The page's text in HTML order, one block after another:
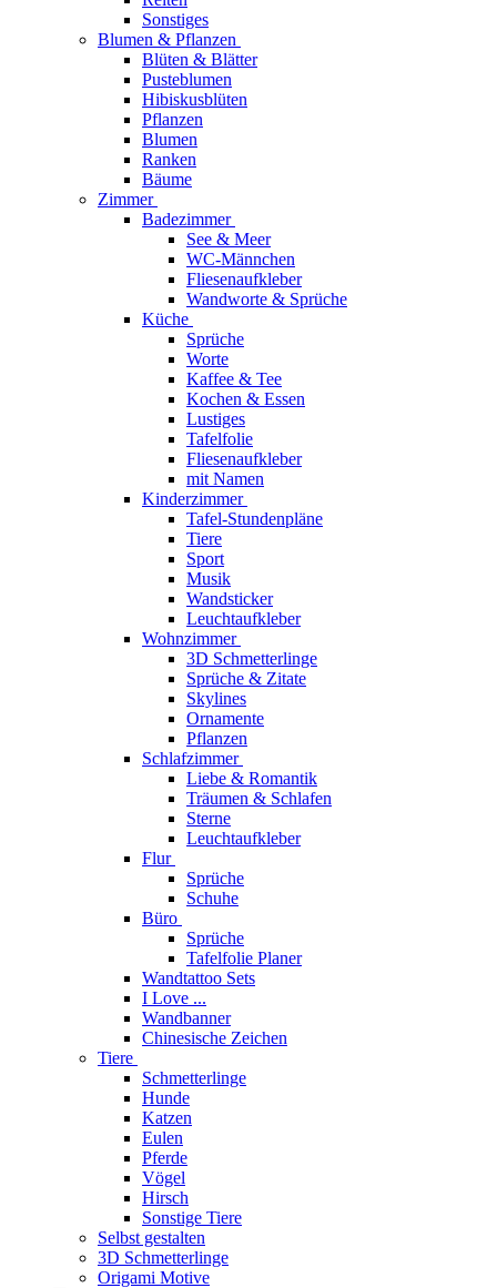
Sonstiges
Blumen & Pflanzen
Blüten & Blätter
Pusteblumen
Hibiskusblüten
Pflanzen
Blumen
Ranken
Bäume
Zimmer
Badezimmer
See & Meer
WC-Männchen
Fliesenaufkleber
Wandworte & Sprüche
Küche
Sprüche
Worte
Kaffee & Tee
Kochen & Essen
Lustiges
Tafelfolie
Fliesenaufkleber
mit Namen
Kinderzimmer
Tafel-Stundenpläne
Tiere
Sport
Musik
Wandsticker
Leuchtaufkleber
Wohnzimmer
3D Schmetterlinge
Sprüche & Zitate
Skylines
Ornamente
Pflanzen
Schlafzimmer
Liebe & Romantik
Träumen & Schlafen
Sterne
Leuchtaufkleber
Flur
Sprüche
Schuhe
Büro
Sprüche
Tafelfolie Planer
Wandtattoo Sets
I Love ...
Wandbanner
Chinesische Zeichen
Tiere
Schmetterlinge
Hunde
Katzen
Eulen
Pferde
Vögel
Hirsch
Sonstige Tiere
Selbst gestalten
3D Schmetterlinge
Origami Motive